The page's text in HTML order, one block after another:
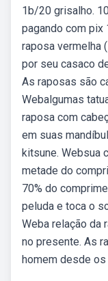
1b/20 grisalho.
pagando com pix
raposa vermelha
por seu casaco
As raposas são
Webalgumas
raposa com
em suas
kitsune. Websua
metade do
70% do
peluda e toca o
Weba relação da
no presente. As
homem desde